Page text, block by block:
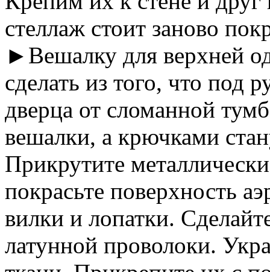
стеллаж стоит заново
►Вешалку для верхней
сделать из того, что под
дверца от сломанной
вешалки, а крючками
Прикрутите
покрасьте поверхность
вилки и лопатки.
латунной проволоки.